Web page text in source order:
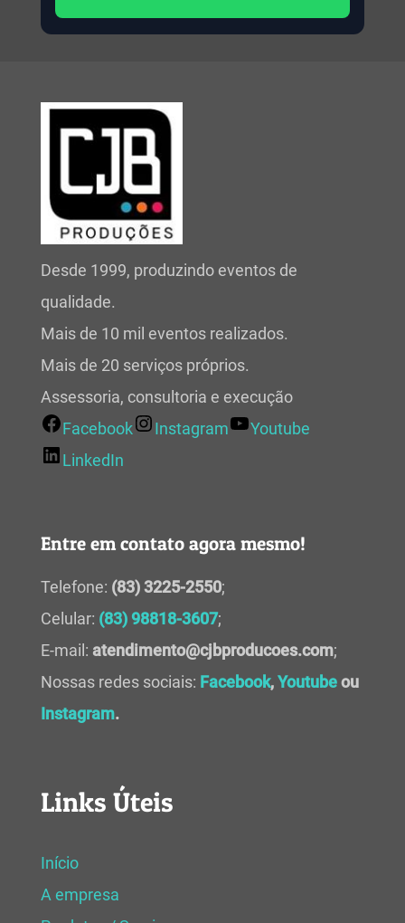
Desde 1999, produzindo eventos de
qualidade.
Mais de 10 mil eventos realizados.
Mais de 20 serviços próprios.
Assessoria, consultoria e execução
Facebook
Instagram
Youtube
LinkedIn
Entre em contato agora mesmo!
Telefone: (83) 3225-2550;
Celular: (83) 98818-3607;
E-mail: atendimento@cjbproducoes.com;
Nossas redes sociais: Facebook,Youtubeou
Instagram.
Links Úteis
Início
A empresa